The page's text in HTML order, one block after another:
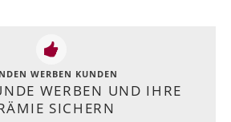
WERBEN KUNDEN
WERBEN UND IHRE
SICHERN